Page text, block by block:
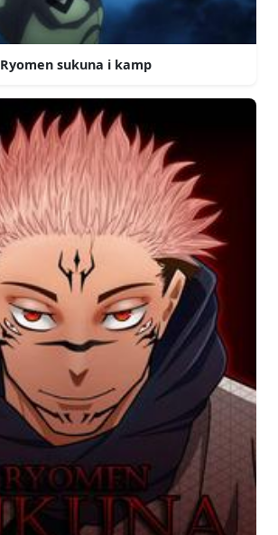
Ryomen sukuna i kamp